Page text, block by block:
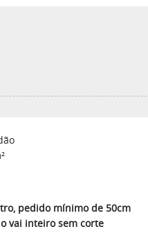
pedido mínimo de 50cm
vai inteiro sem corte